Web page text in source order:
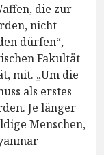
die zur
nicht
dürfen“,
Fakultät
mit. „Um die
als erstes
Je länger
Menschen,